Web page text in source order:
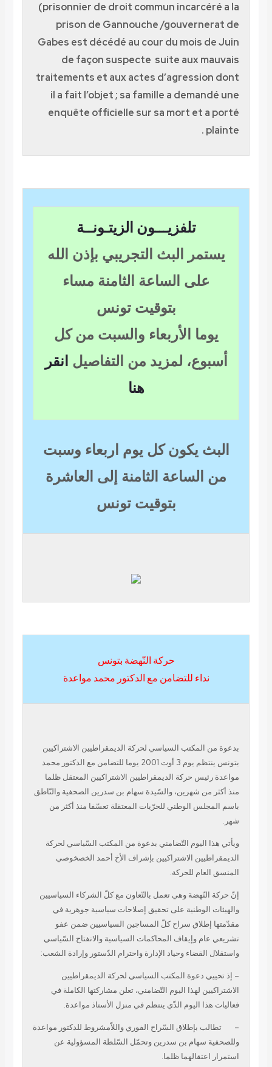
(prisonnier de droit commun
prison de Gannouche /
Gabes est décédé au cour du mois
de façon suspecte suite aux
traitements et aux actes
il a fait l’objet ; sa famille a
enquête officielle sur sa mort et
تلفزيـــون الزيتـونــة
البث التجريبي بإذن الله
على الساعة الثامنة مساء
بتوقيت تونس
الأربعاء والسبت من كل
لمزيد من التفاصيلانقر
يكون كل يوم اربعاء وسبت
الثامنة إلى العاشرة
بتوقيت تونس
حركة النّهضة بتونس
نداء للتضامن مع الدكتور محمد مواعدة
المكتب السياسي لحركة الديمقراطيين الاشتراكيين
بتونس ينتظم يوم 3 أوت 2001 يوما للتضامن مع الدكتور محمد
حركة الديمقراطيين الاشتراكيين المعتقل ظلما
من شهرين، والسّيدة سهام بن سدرين الصحفية والنّاطق
الوطني للحرّيات المعتقلة تعسّفا منذ أكثر من
اليوم التّضامني بدعوة من المكتب السّياسي لحركة
الاشتراكيين بإشراف الأخ أحمد الخصخوصي
للحركة.
وهي تعمل بالتّعاون مع كلّ الشركاء السياسيين
الوطنية على تحقيق إصلاحات سياسية جوهرية في
إطلاق سراح كلّ المساجين السياسيين ضمن عفو
وإيقاف المحاكمات السياسية والانفتاح السّياسي
القضاء وحياد الإدارة واحترام الدّستور وإرادة الشعب:
دعوة المكتب السياسي لحركة الديمقراطيين
لهذا اليوم التّضامني، تعلن مشاركتها الكاملة في
اليوم الذّي ينتظم في منزل الأستاذ مواعدة.
بإطلاق السّراح الفوري واللاّمشروط للدكتور مواعدة
سهام بن سدرين وتحمّل السّلطة المسؤولية عن
ظلما.